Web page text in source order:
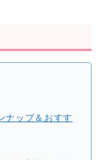
ナップ＆おすす